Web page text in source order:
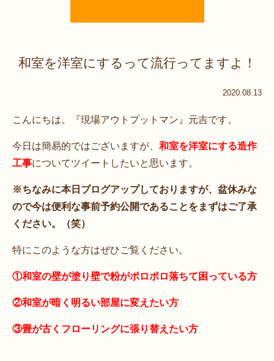
和室を洋室にするって流行ってますよ！
2020.08.13
こんにちは。『現場アウトプットマン』元吉です。
今日は簡易的ではございますが、 和室を洋室にする造作
工事についてツイートしたいと思います。
※ちなみに本日ブログアップしておりますが、盆休みな
ので今は便利な事前予約公開であることをまずはご了承
ください。（笑）
特にこのような方はぜひご覧ください。
①和室の壁が塗り壁で粉がポロポロ落ちて困っている方
②和室が暗く明るい部屋に変えたい方
③畳が古くフローリングに張り替えたい方